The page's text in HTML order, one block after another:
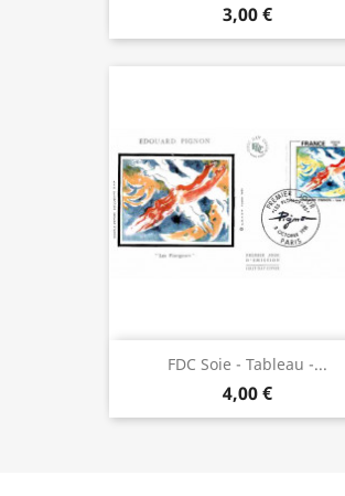
3,00 €
FDC Soie - Tableau -...
4,00 €